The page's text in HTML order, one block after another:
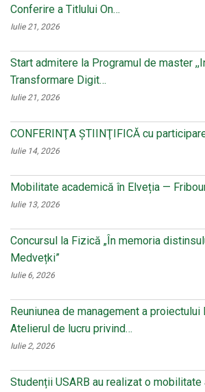
Conferire a Titlului On…
Iulie 21, 2026
Start admitere la Programul de master
Transformare Digit…
Iulie 21, 2026
CONFERINŢA ŞTIINŢIFICĂ cu
Iulie 14, 2026
Mobilitate academică în Elveția —
Iulie 13, 2026
Concursul la Fizică „În memoria
Medvețki”
Iulie 6, 2026
Reuniunea de management a proiectului
Atelierul de lucru privind…
Iulie 2, 2026
Studenții USARB au realizat o